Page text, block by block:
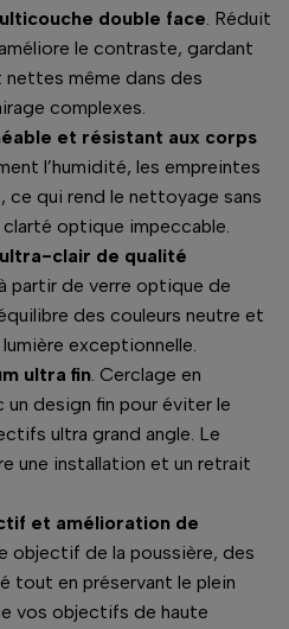
double face. Réduit
le contraste, gardant
même dans des
complexes.
et résistant aux corps
l’humidité, les empreintes
qui rend le nettoyage sans
optique impeccable.
clair de qualité
partir de verre optique de
des couleurs neutre et
exceptionnelle.
ultra fin. Cerclage en
un design fin pour éviter le
ultra grand angle. Le
une installation et un retrait
et amélioration de
objectif de la poussière, des
tout en préservant le plein
vos objectifs de haute